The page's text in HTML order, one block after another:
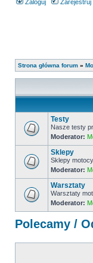
Zaloguj Zarejestruj
Strona główna forum »
Testy
Nasze testy
Moderator:
Sklepy
Sklepy
Moderator:
Warsztaty
Warsztaty
Moderator:
Polecamy /